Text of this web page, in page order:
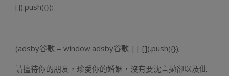
[]).push({});
(adsby谷歌 = window.adsby谷歌 || []).push({});
請擅待你的朋友，珍愛你的婚姻，沒有要沈言拋卻以及仳